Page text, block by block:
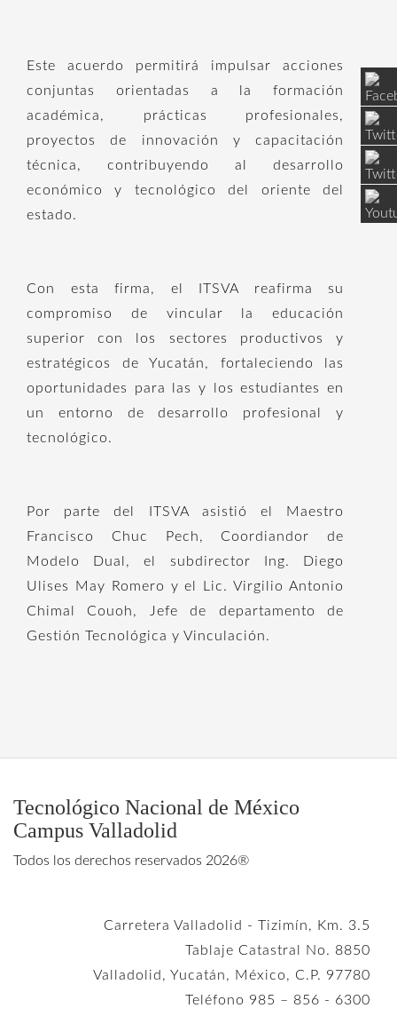
Este acuerdo permitirá impulsar acciones
conjuntas orientadas a la formación
académica, prácticas profesionales,
proyectos de innovación y capacitación
técnica, contribuyendo al desarrollo
económico y tecnológico del oriente del
estado.
Con esta firma, el ITSVA reafirma su
compromiso de vincular la educación
superior con los sectores productivos y
estratégicos de Yucatán, fortaleciendo las
oportunidades para las y los estudiantes en
un entorno de desarrollo profesional y
tecnológico.
Por parte del ITSVA asistió el Maestro
Francisco Chuc Pech, Coordiandor de
Modelo Dual, el subdirector Ing. Diego
Ulises May Romero y el Lic. Virgilio Antonio
Chimal Couoh, Jefe de departamento de
Gestión Tecnológica y Vinculación.
Tecnológico Nacional de México
Campus Valladolid
Todos los derechos reservados 2026®
Carretera Valladolid - Tizimín, Km. 3.5
Tablaje Catastral No. 8850
Valladolid, Yucatán, México, C.P. 97780
Teléfono 985 – 856 - 6300